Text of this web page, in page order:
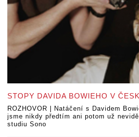
STOPY DAVIDA BOWIEHO V
ROZHOVOR | Natáčení s Davidem
jsme nikdy předtím ani potom už
studiu Sono